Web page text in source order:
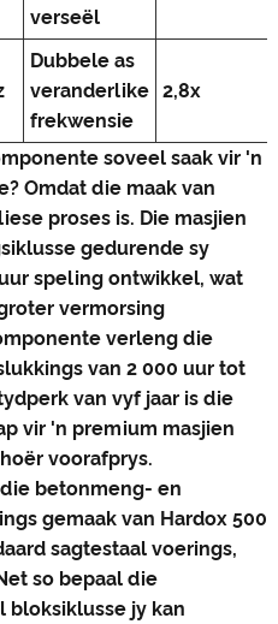
verseël
Dubbele as
veranderlike
frekwensie
2,8x
soveel saak vir 'n
Omdat die maak van
proses is. Die masjien
gedurende sy
speling ontwikkel, wat
vermorsing
verleng die
van 2 000 uur tot
van vyf jaar is die
vir 'n premium masjien
voorafprys.
betonmeng- en
gemaak van Hardox 500
sagtestaal voerings,
so bepaal die
jy kan